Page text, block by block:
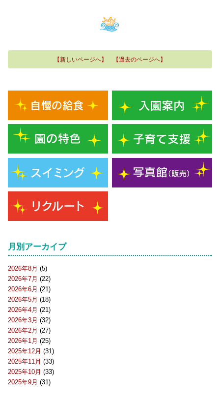
【新しいページへ】 【過去のページへ】
月別アーカイブ
2026年8月 (5)
2026年7月 (22)
2026年6月 (21)
2026年5月 (18)
2026年4月 (21)
2026年3月 (32)
2026年2月 (27)
2026年1月 (25)
2025年12月 (31)
2025年11月 (33)
2025年10月 (33)
2025年9月 (31)